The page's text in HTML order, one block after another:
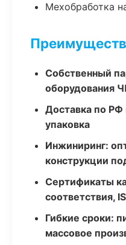
Мехобработка
Собственный
оборудования
Доставка по РФ
упаковка
Инжиниринг:
конструкции
Сертификаты
соответствия,
Гибкие сроки:
массовое